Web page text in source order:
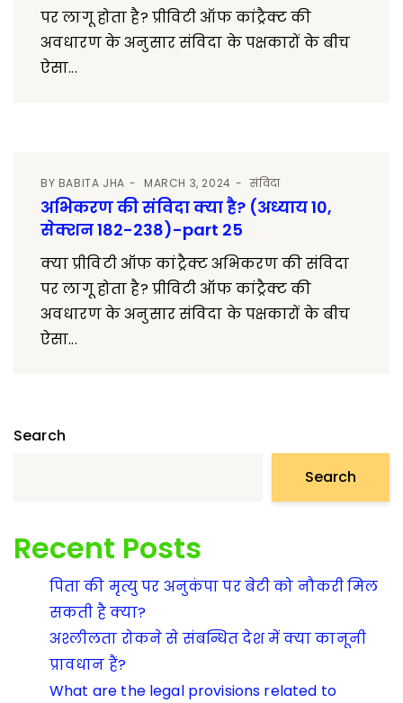
पर लागू होता है? प्रीविटी ऑफ कांट्रैक्ट की
अवधारण के अनुसार संविदा के पक्षकारों के बीच
ऐसा...
BY BABITA JHA MARCH 3, 2024 संविदा
अभिकरण की संविदा क्या है? (अध्याय 10,
सेक्शन 182-238)-part 25
क्या प्रीविटी ऑफ कांट्रैक्ट अभिकरण की संविदा
पर लागू होता है? प्रीविटी ऑफ कांट्रैक्ट की
अवधारण के अनुसार संविदा के पक्षकारों के बीच
ऐसा...
Search
Search
Recent Posts
पिता की मृत्यु पर अनुकंपा पर बेटी को नौकरी मिल
सकती है क्या?
अश्लीलता रोकने से संबन्धित देश में क्या कानूनी
प्रावधान हैं?
What are the legal provisions related to